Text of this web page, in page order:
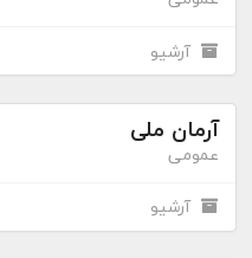
آرشیو
آرمان ملی
عمومی
آرشیو